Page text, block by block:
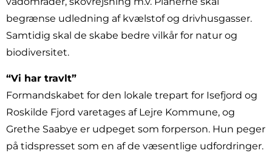
begrænse udledning af kvælstof og drivhusgasser.
Samtidig skal de skabe bedre vilkår for natur og
biodiversitet.
“Vi har travlt”
Formandskabet for den lokale trepart for Isefjord og
Roskilde Fjord varetages af Lejre Kommune, og
Grethe Saabye er udpeget som forperson. Hun peger
på tidspresset som en af de væsentlige udfordringer.